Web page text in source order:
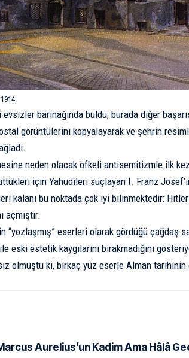
barınağında buldu; burada diğer
görüntülerini kopyalayarak ve şehrin
neden olacak öfkeli antisemitizmle ilk
için Yahudileri suçlayan I. Franz
kalanı bu noktada çok iyi bilinmektedir:
açmıştır.
“yozlaşmış” eserleri olarak gördüğü çağdaş
estetik kaygılarını bırakmadığını
olmuştu ki, birkaç yüz eserle Alman tarihinin
Aurelius’un Kadim Ama Hâlâ